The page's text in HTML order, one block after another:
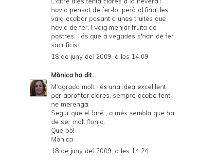
havia pensat de fer-lo, però al final les
vaig acabar posant a unes truites que
havia de fer. I vaig menjar fruita de
postres. I és que a vegades s'han de fer
sacrificis!
18 de juny del 2009, a les 14:09
Mònica ha dit...
M'agrada molt i és una idea excel·lent
per aprofitar clares, sempre acabo fent-
ne merenga.
Segur que el faré , a més sembla que ha
de ser molt flonjo.
Que bò!
Mònica
18 de juny del 2009, a les 14:24